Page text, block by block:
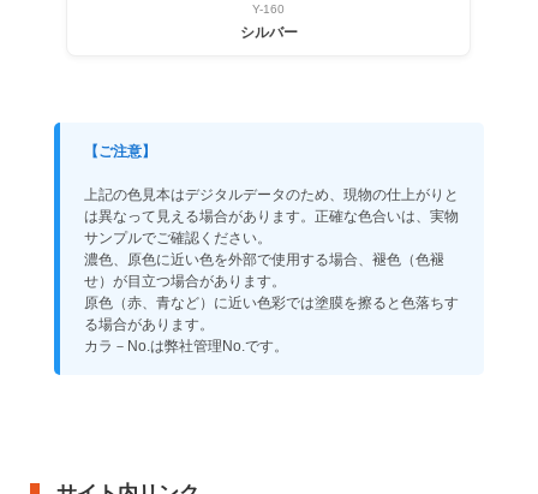
Y-160
シルバー
【ご注意】
上記の色見本はデジタルデータのため、現物の仕上がりと
は異なって見える場合があります。正確な色合いは、実物
サンプルでご確認ください。
濃色、原色に近い色を外部で使用する場合、褪色（色褪
せ）が目立つ場合があります。
原色（赤、青など）に近い色彩では塗膜を擦ると色落ちす
る場合があります。
カラ－No.は弊社管理No.です。